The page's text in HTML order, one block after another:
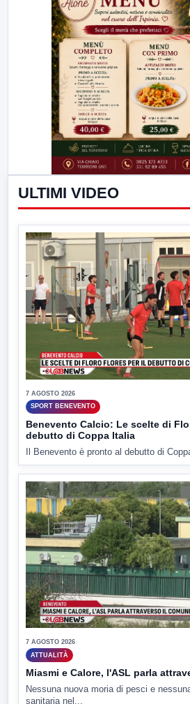
ULTIMI VIDEO
7 AGOSTO 2026
SPORT BENEVENTO
Benevento Calcio: Le scelte di
debutto di Coppa Italia
Il Benevento è pronto al debutto di
7 AGOSTO 2026
ATTUALITÀ
Miasmi e Calore, l'ASL parla
Nessuna nuova moria di pesci e
sanitaria nel...